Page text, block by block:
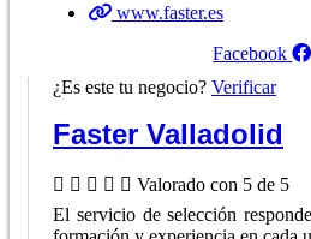
www.faster.es
Facebook
¿Es este tu negocio? Verificar
Faster Valladolid
     Valorado con 5 de 5
El servicio de selección